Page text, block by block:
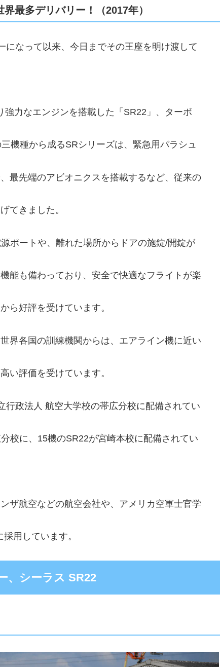
最多デリバリー！（2017年）
になって以来、今日までその王座を明け渡して
力なエンジンを搭載した「SR22」、ターボ
機種から成るSRシリーズは、緊急用パラシュ
最先端のアビオニクスを搭載するなど、従来の
てきました。
ポートや、離れた場所からドアの施錠/開錠が
能も備わっており、安全で快適なフライトが楽
ら好評を受けています。
界各国の訓練機関からは、エアライン機に近い
い評価を受けています。
行政法人 航空大学校の帯広分校に配備されてい
校に、15機のSR22が宮崎本校に配備されてい
ザ航空などの航空会社や、アメリカ空軍士官学
用しています。
、シーラス SR22